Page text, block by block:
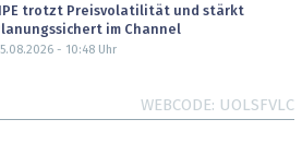
trotzt Preisvolatilität und stärkt
im Channel
- 10:48Uhr
WEBCODE UOLSFVLC